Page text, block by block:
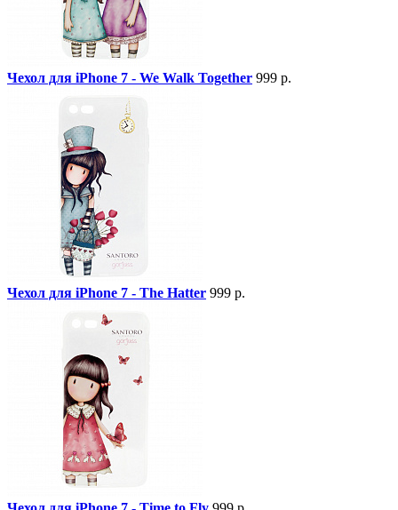
Чехол для iPhone 7 - We Walk Together 999 р.
Чехол для iPhone 7 - The Hatter 999 р.